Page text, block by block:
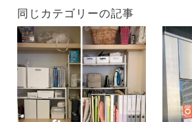
同じカテゴリーの記事